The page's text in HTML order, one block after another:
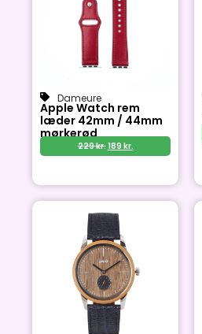
Dameure
Apple Watch rem
læder 42mm / 44mm
mørkerød
229kr.189 kr.